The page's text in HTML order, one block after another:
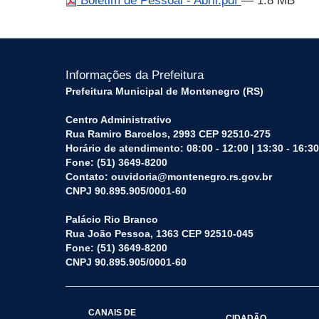
Informações da Prefeitura
Prefeitura Municipal de Montenegro (RS)
Centro Administrativo
Rua Ramiro Barcelos, 2993 CEP 92510-275
Horário de atendimento: 08:00 - 12:00 | 13:30 - 16:30
Fone: (51) 3649-8200
Contato: ouvidoria@montenegro.rs.gov.br
CNPJ 90.895.905/0001-60
Palácio Rio Branco
Rua João Pessoa, 1363 CEP 92510-045
Fone: (51) 3649-8200
CNPJ 90.895.905/0001-60
CANAIS DE